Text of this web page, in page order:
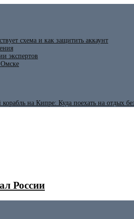
схема и как защитить аккаунт
экспертов
Омске
на Кипре: Куда поехать на отдых
России